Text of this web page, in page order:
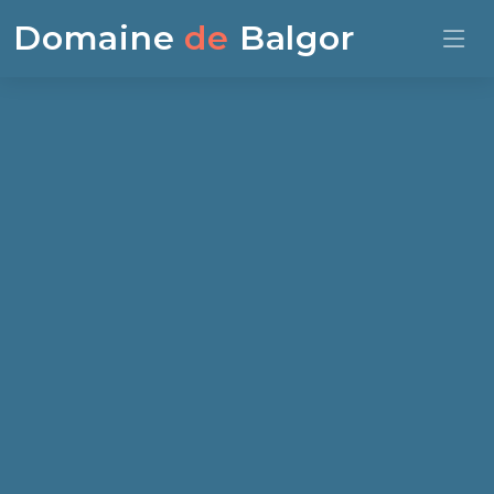
Domaine de Balgor